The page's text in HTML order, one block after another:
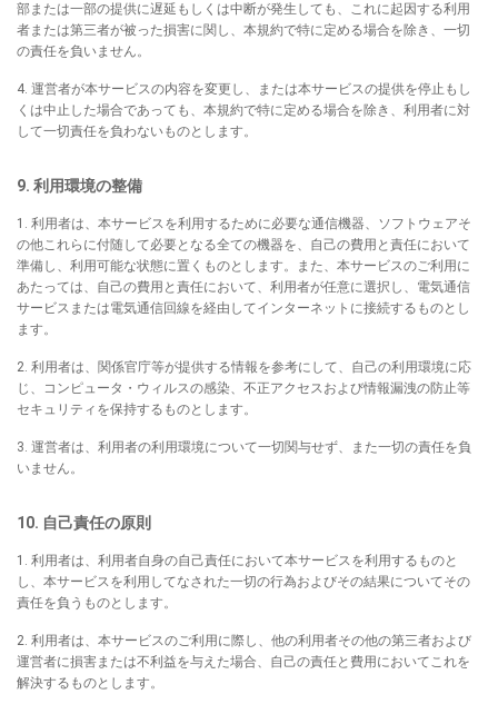
部または一部の提供に遅延もしくは中断が発生しても、これに起因する利用
者または第三者が被った損害に関し、本規約で特に定める場合を除き、一切
の責任を負いません。
4. 運営者が本サービスの内容を変更し、または本サービスの提供を停止もし
くは中止した場合であっても、本規約で特に定める場合を除き、利用者に対
して一切責任を負わないものとします。
9. 利用環境の整備
1. 利用者は、本サービスを利用するために必要な通信機器、ソフトウェアそ
の他これらに付随して必要となる全ての機器を、自己の費用と責任において
準備し、利用可能な状態に置くものとします。また、本サービスのご利用に
あたっては、自己の費用と責任において、利用者が任意に選択し、電気通信
サービスまたは電気通信回線を経由してインターネットに接続するものとし
ます。
2. 利用者は、関係官庁等が提供する情報を参考にして、自己の利用環境に応
じ、コンピュータ・ウィルスの感染、不正アクセスおよび情報漏洩の防止等
セキュリティを保持するものとします。
3. 運営者は、利用者の利用環境について一切関与せず、また一切の責任を負
いません。
10. 自己責任の原則
1. 利用者は、利用者自身の自己責任において本サービスを利用するものと
し、本サービスを利用してなされた一切の行為およびその結果についてその
責任を負うものとします。
2. 利用者は、本サービスのご利用に際し、他の利用者その他の第三者および
運営者に損害または不利益を与えた場合、自己の責任と費用においてこれを
解決するものとします。